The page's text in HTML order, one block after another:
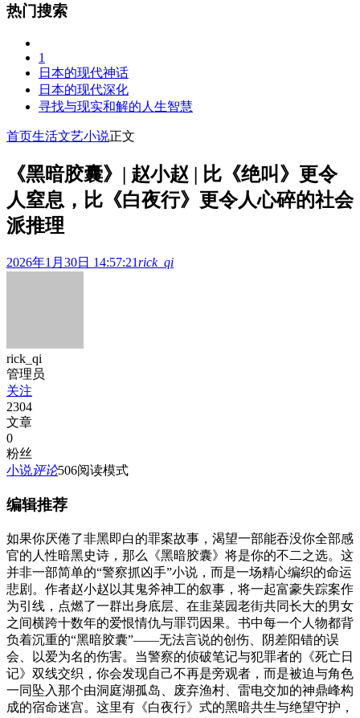
热门搜索
1
日本的现代神话
日本的现代深化
寻找与现实和解的人生智慧
首页生活文艺小说正文
《黑暗胶囊》| 赵小赵 | 比《绝叫》更令
人窒息，比《白夜行》更令人心碎的社会
派推理
2026年1月30日 14:57:21rick_qi
rick_qi
管理员
关注
2304
文章
0
粉丝
小说评论506阅读模式
编辑推荐
如果你厌倦了非黑即白的罪案故事，渴望一部能吞没你全部感
官的人性暗黑史诗，那么《黑暗胶囊》将是你的不二之选。这
并非一部简单的“警察抓凶手”小说，而是一场精心编织的命运
悲剧。作者赵小赵以其鬼斧神工的叙事，将一起富豪失踪案作
为引线，点燃了一群出身底层、在韭菜园老街共同长大的男女
之间横跨十数年的爱恨情仇与罪罚因果。书中每一个人物都背
负着沉重的“黑暗胶囊”——无法言说的创伤、阴差阳错的误
会、以爱为名的伤害。当警察的侦破笔记与犯罪者的《死亡日
记》双线交织，你会发现自己不再是旁观者，而是被迫与角色
一同坠入那个由洞庭湖孤岛、废弃渔村、雷电交加的神鼎峰构
成的宿命迷宫。这里有《白夜行》式的黑暗共生与绝望守护，